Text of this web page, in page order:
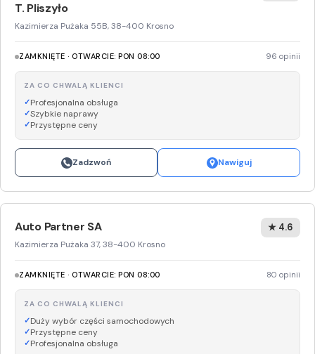
T. Pliszyło
Kazimierza Pużaka 55B, 38-400 Krosno
ZAMKNIĘTE · OTWARCIE: PON 08:00 96 opinii
ZA CO CHWALĄ KLIENCI
Profesjonalna obsługa
Szybkie naprawy
Przystępne ceny
Zadzwoń Nawiguj
Auto Partner SA
Kazimierza Pużaka 37, 38-400 Krosno
★ 4.6
ZAMKNIĘTE · OTWARCIE: PON 08:00 80 opinii
ZA CO CHWALĄ KLIENCI
Duży wybór części samochodowych
Przystępne ceny
Profesjonalna obsługa